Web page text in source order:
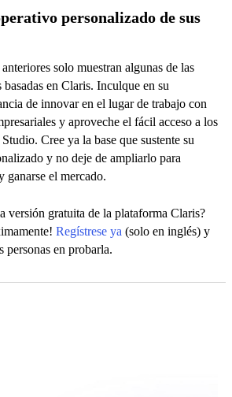
personalizado de sus
solo muestran algunas de las
en Claris. Inculque en su
de innovar en el lugar de trabajo con
y aproveche el fácil acceso a los
Cree ya la base que sustente su
y no deje de ampliarlo para
ganarse el mercado.
versión gratuita de la plataforma Claris?
Regístrese ya (solo en inglés) y
personas en probarla.